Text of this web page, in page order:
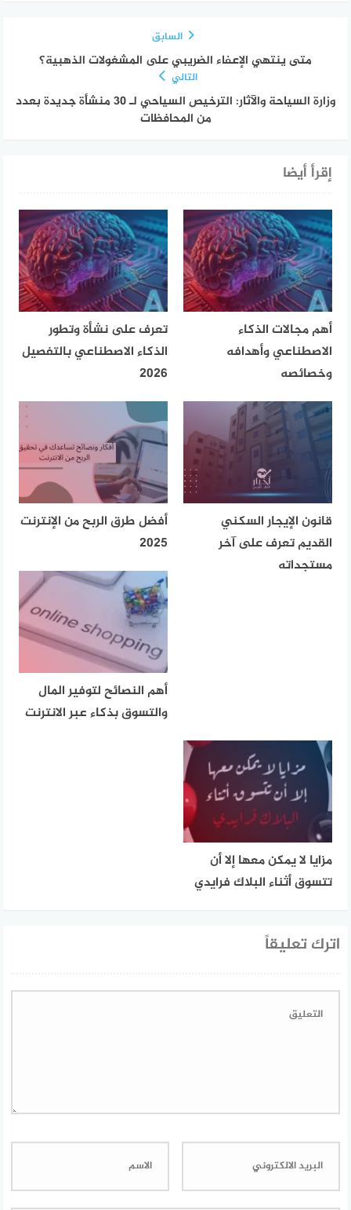
السابق
متى ينتهي الإعفاء الضريبي على المشغولات الذهبية؟
التالي
وزارة السياحة والآثار: الترخيص السياحي لـ 30 منشأة جديدة بعدد
من المحافظات
إقرأ أيضا
أهم مجالات الذكاء
الاصطناعي وأهدافه
وخصائصه
تعرف على نشأة وتطور
الذكاء الاصطناعي بالتفصيل
2026
قانون الإيجار السكني
القديم تعرف على آخر
مستجداته
أفضل طرق الربح من الإنترنت
2025
أهم النصائح لتوفير المال
والتسوق بذكاء عبر الانترنت
مزايا لا يمكن معها إلا أن
تتسوق أثناء البلاك فرايدي
اترك تعليقاً